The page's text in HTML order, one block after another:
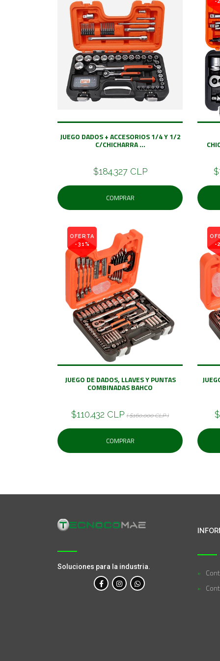
JUEGO DADOS + ACCESORIOS 1/4 Y 1/2
C/CHICHARRA ...
$184.327 CLP
COMPRAR
-
OFERTA
-31%
JUEGO DE DADOS, LLAVES Y PUNTAS
COMBINADAS BAHCO
$110.432 CLP ( $160.000 CLP )
COMPRAR
-
Soluciones para la industria.